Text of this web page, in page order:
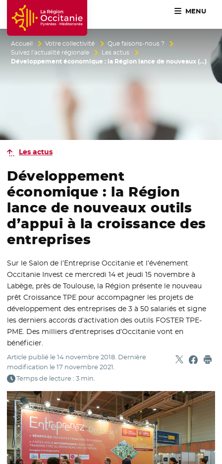
Accueil Région Occitanie / Pyrénées-Méditerranée
MENU
Accueil Votre collectivité
Que faisons-nous ?
Suivez l’actualité régionale
Les actus
Développement économique : la Région lance de nouveaux (…)
Les actus
Développement
économique : la Région
lance de nouveaux outils
d’appui à la croissance des
entreprises
Sur le Salon de l’Entreprise Occitanie et l’événement
Occitanie Invest ce mercredi 14 et jeudi 15 novembre à
Labège, près de Toulouse, la Région présente le nouveau
prêt Croissance TPE pour accompagner les projets de
développement des entreprises de 3 à 50 salariés et signe
les derniers accords d’activation des outils FOSTER TPE-
PME. Des milliers d’entreprises d’Occitanie vont en
bénéficier.
Article publié le14 novembre 2018. Dernière
modification le17 novembre 2021.
Temps de lecture : 3 min.
Partager
- Nouvelle
-